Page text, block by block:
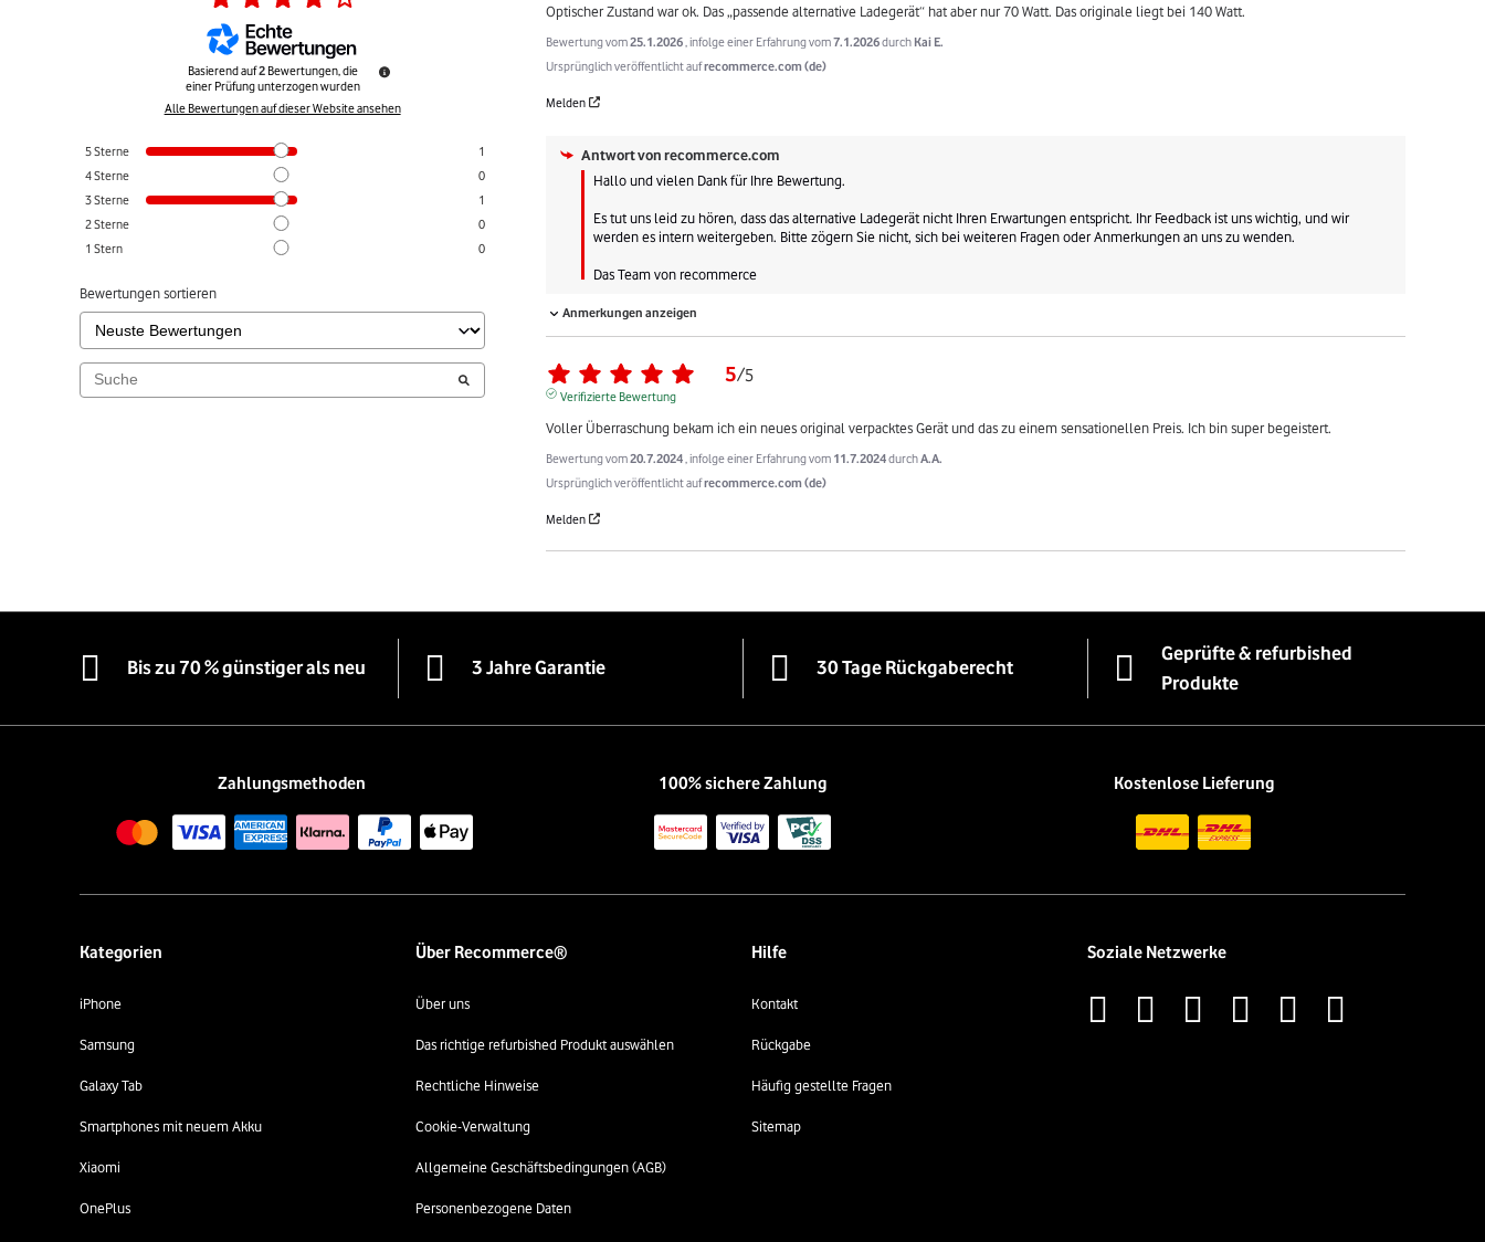
Basierend auf2 Bewertungen, die
einer Prüfung unterzogen wurden
Alle Bewertungen auf dieser Website ansehen
5Sterne
1
4Sterne
0
3Sterne
1
2Sterne
0
1 Stern 0
Bewertungen sortieren
Optischer Zustand war ok. Das „passende alternative Ladegerät“ hat aber nur 70 Watt. Das originale liegt bei 140 Watt.
Bewertung vom25.1.2026 , infolge einer Erfahrung vom7.1.2026durch Kai E.
Ursprünglich veröffentlicht aufrecommerce.com (de)
Melden
Antwort vonrecommerce.com
Hallo und vielen Dank für Ihre Bewertung.
Es tut uns leid zu hören, dass das alternative Ladegerät nicht Ihren Erwartungen entspricht. Ihr Feedback ist uns wichtig, und wir
werden es intern weitergeben. Bitte zögern Sie nicht, sich bei weiteren Fragen oder Anmerkungen an uns zu wenden.
Das Team von recommerce
Anmerkungen anzeigen
5/5
Verifizierte Bewertung
Voller Überraschung bekam ich ein neues original verpacktes Gerät und das zu einem sensationellen Preis. Ich bin super begeistert.
Bewertung vom20.7.2024 , infolge einer Erfahrung vom 11.7.2024durchA.A.
Ursprünglich veröffentlicht aufrecommerce.com (de)
Melden
Bis zu 70 % günstiger als neu 3 Jahre Garantie 30 Tage Rückgaberecht
Geprüfte & refurbished
Produkte
Zahlungsmethoden 100% sichere Zahlung Kostenlose Lieferung
Kategorien
iPhone
Samsung
Galaxy Tab
Smartphones mit neuem Akku
Xiaomi
OnePlus
Über Recommerce®
Über uns
Das richtige refurbished Produkt auswählen
Rechtliche Hinweise
Cookie-Verwaltung
Allgemeine Geschäftsbedingungen (AGB)
Personenbezogene Daten
Hilfe
Kontakt
Rückgabe
Häufig gestellte Fragen
Sitemap
Soziale Netzwerke